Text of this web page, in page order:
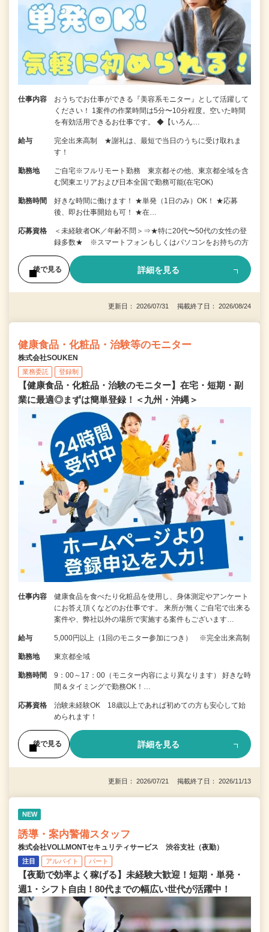
仕事内容
おうちでお仕事ができる『美容系モニター』として活躍して
ください！ 1案件の作業時間は5分〜10分程度。空いた時間
を有効活用できるお仕事です。 ◆【いろん…
給与
完全出来高制 ★謝礼は、最短で当日のうちに受け取れま
す！
勤務地
ご自宅※フルリモート勤務 東京都その他、東京都全域を含
む関東エリアおよび日本全国で勤務可能(在宅OK)
勤務時間
好きな時間に働けます！ ★単発（1日のみ）OK！ ★応募
後、即お仕事開始も可！ ★在…
応募資格
＜未経験者OK／年齢不問＞⇒★特に20代〜50代の女性の登
録多数★ ※スマートフォンもしくはパソコンをお持ちの方
後で見る 詳細を見る
更新日： 2026/07/31 掲載終了日： 2026/08/24
健康食品・化粧品・治験等のモニター
株式会社SOUKEN
業務委託 登録制
【健康食品・化粧品・治験のモニター】在宅・短期・副
業に最適◎まずは簡単登録！＜九州・沖縄＞
仕事内容
健康食品を食べたり化粧品を使用し、身体測定やアンケート
にお答え頂くなどのお仕事です。 来所が無くご自宅で出来る
案件や、弊社以外の場所で実施する案件もございます…
給与 5,000円以上（1回のモニター参加につき） ※完全出来高制
勤務地 東京都全域
勤務時間
9：00～17：00（モニター内容により異なります） 好きな時
間＆タイミングで勤務OK！…
応募資格
治験未経験OK 18歳以上であれば初めての方も安心して始
められます！
後で見る 詳細を見る
更新日： 2026/07/21 掲載終了日： 2026/11/13
NEW
誘導・案内警備スタッフ
株式会社VOLLMONTセキュリティサービス 渋谷支社（夜勤）
注目 アルバイト パート
【夜勤で効率よく稼げる】未経験大歓迎！短期・単発・
週1・シフト自由！80代までの幅広い世代が活躍中！